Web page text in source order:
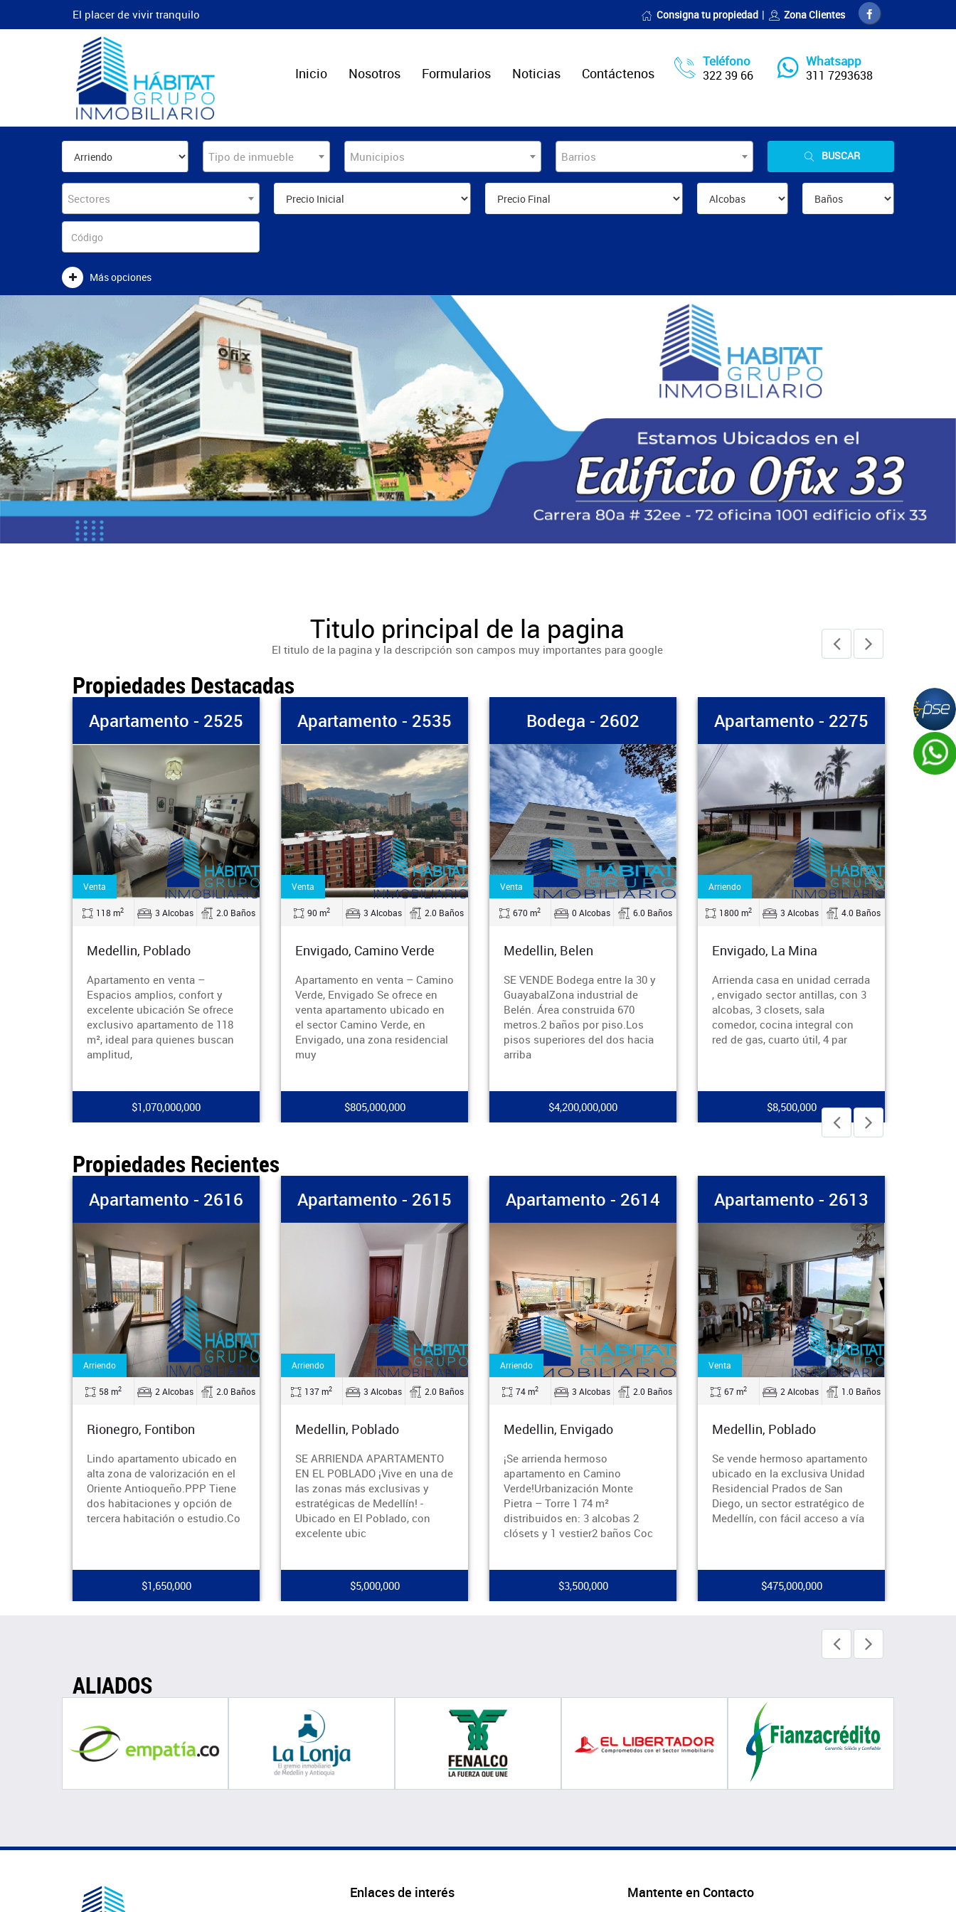
El placer de vivir tranquilo Consigna tu propiedad Zona Clientes
Teléfono
322 39 66
Whatsapp
311 7293638
Inicio Nosotros Formularios Noticias Contáctenos
Tipo de inmueble Municipios Barrios BUSCAR
Sectores
Más opciones
Titulo principal de la pagina
El titulo de la pagina y la descripción son campos muy importantes para google
Propiedades Destacadas
- 2525
2.0 Baños
Se ofrece
de 118
quienes buscan
Apartamento - 2535
Venta
90 m2 3 Alcobas 2.0 Baños
Envigado, Camino Verde
Apartamento en venta – Camino
Verde, Envigado Se ofrece en
venta apartamento ubicado en
el sector Camino Verde, en
Envigado, una zona residencial
Bodega - 2602
Venta
670 m2 0 Alcobas 6.0 Baños
Medellin, Belen
SE VENDE Bodega entre la 30 y
GuayabalZona industrial de
Belén. Área construida 670
metros.2 baños por piso.Los
pisos superiores del dos hacia
Apartamento - 2275
Arriendo
1800 m2 3 Alcobas 4.0 Baños
Envigado, La Mina
Arrienda casa en unidad cerrada
, envigado sector antillas, con 3
alcobas, 3 closets, sala
comedor, cocina integral con
red de gas, cuarto útil, 4 par
Casa - 2206
Venta
182 m2 8 Alcobas
Medellin, Trinidad
Vende casa primer piso , sector
trinidad con sala , comedor,
cocina sencilla, 8 alcobas, 2
baños , 1 patio, tina de agua
caliente ,piso de baldosa com
$490,000,000
Propiedades Recientes
- 2616
2 Alcobas 2.0 Baños
Fontibon
apartamento ubicado en
zona de valorización en el
Antioqueño.PPP Tiene
habitaciones y opción de
habitación o estudio.Co
Apartamento - 2615
Arriendo
137 m2 3 Alcobas 2.0 Baños
Medellin, Poblado
SE ARRIENDA APARTAMENTO
EN EL POBLADO ¡Vive en una de
las zonas más exclusivas y
estratégicas de Medellín! -
Ubicado en El Poblado, con
Apartamento - 2614
Arriendo
74 m 2 3 Alcobas 2.0 Baños
Medellin, Envigado
¡Se arrienda hermoso
apartamento en Camino
Verde!Urbanización Monte
Pietra – Torre 1 74 m²
distribuidos en: 3 alcobas 2
clósets y 1 vestier2 baños Coc
Apartamento - 2613
Venta
67 m 2 2 Alcobas 1.0 Baños
Medellin, Poblado
Se vende hermoso apartamento
ubicado en la exclusiva Unidad
Residencial Prados de San
Diego, un sector estratégico de
Medellín, con fácil acceso a vía
Apartamento -
Arriendo
64 m 2
Se arrenda apartaemnto con
vista al sur y al aeropuerto
dos habitaciones, dos
sala comedor, cocina
con horno, calentador de
ALIADOS
Enlaces de interés Mantente en Contacto